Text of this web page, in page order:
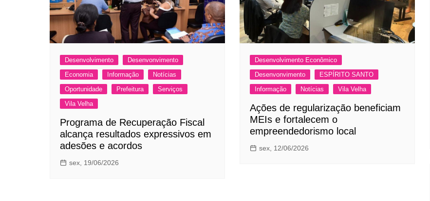
Desenvolvimento
Desenvonvimento
Economia
Informação
Notícias
Oportunidade
Prefeitura
Serviços
Vila Velha
Programa de Recuperação Fiscal
alcança resultados expressivos em
adesões e acordos
sex, 19/06/2026
Desenvolvimento Econômico
Desenvonvimento
ESPÍRITO SANTO
Informação
Notícias Vila Velha
Ações de regularização beneficiam
MEIs e fortalecem o
empreendedorismo local
sex, 12/06/2026